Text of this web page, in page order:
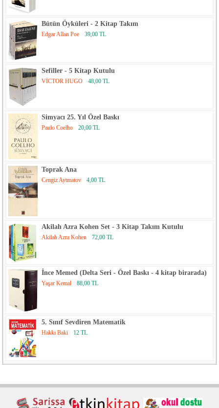
Bütün Öyküleri - 2 Kitap Takım
Edgar Allan Poe 39,00 TL
Sefiller - 5 Kitap Kutulu
VİCTOR HUGO 48,00 TL
Simyacı 25. Yıl Özel Baskı
Paulo Coelho 20,00 TL
Toprak Ana
Cengiz Aytmatov 4,00 TL
Akilah Azra Kohen Set - 3 Kitap Takım Kutulu
Akilah Azra Kohen 72,00 TL
İnce Memed (Delta Seri - Özel Baskı - 4 kitap birarada)
Yaşar Kemal 88,00 TL
5. Sınıf Sevdiren Matematik
Hakkı Baki 12 TL